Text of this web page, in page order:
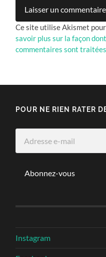
Ce site utilise Akismet
savoir plus sur la façon
commentaires sont
POUR NE RIEN RATER
Abonnez-vous
Instagram